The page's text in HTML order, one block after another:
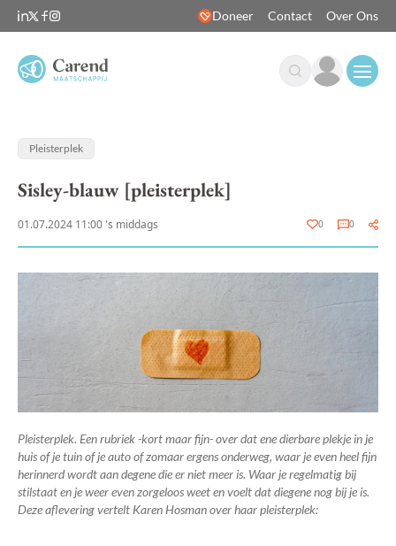
Doneer Contact Over Ons
Pleisterplek
Sisley-blauw [pleisterplek]
01.07.2024 11:00 's middags 0 0
Pleisterplek. Een rubriek -kort maar fijn- over dat ene dierbare plekje in je
huis of je tuin of je auto of zomaar ergens onderweg, waar je even heel fijn
herinnerd wordt aan degene die er niet meer is. Waar je regelmatig bij
stilstaat en je weer even zorgeloos weet en voelt dat diegene nog bij je is.
Deze aflevering vertelt Karen Hosman over haar pleisterplek: